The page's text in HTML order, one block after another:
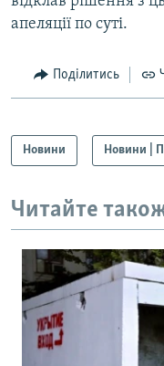
апеляції по суті.
Поділитись
Новини Новини |
Читайте